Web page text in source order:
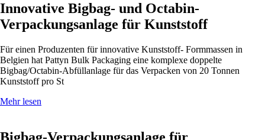
Innovative Bigbag- und Octabin-
Verpackungsanlage für Kunststoff
Für einen Produzenten für innovative Kunststoff- Formmassen in
Belgien hat Pattyn Bulk Packaging eine komplexe doppelte
Bigbag/Octabin-Abfüllanlage für das Verpacken von 20 Tonnen
Kunststoff pro St
Mehr lesen